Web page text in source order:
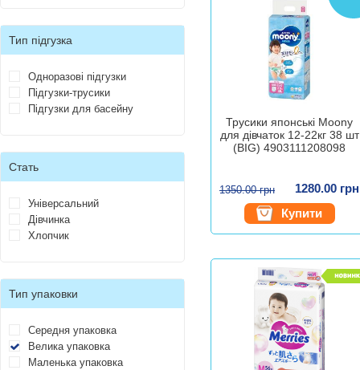
Тип підгузка
Одноразові підгузки
Підгузки-трусики
Підгузки для басейну
Стать
Універсальний
Дівчинка
Хлопчик
Тип упаковки
Середня упаковка
Велика упаковка
Маленька упаковка
Трусики японські Moony
для дівчаток 12-22кг 38 шт
(BIG) 4903111208098
1350.00 грн
1280.00 грн
Купити